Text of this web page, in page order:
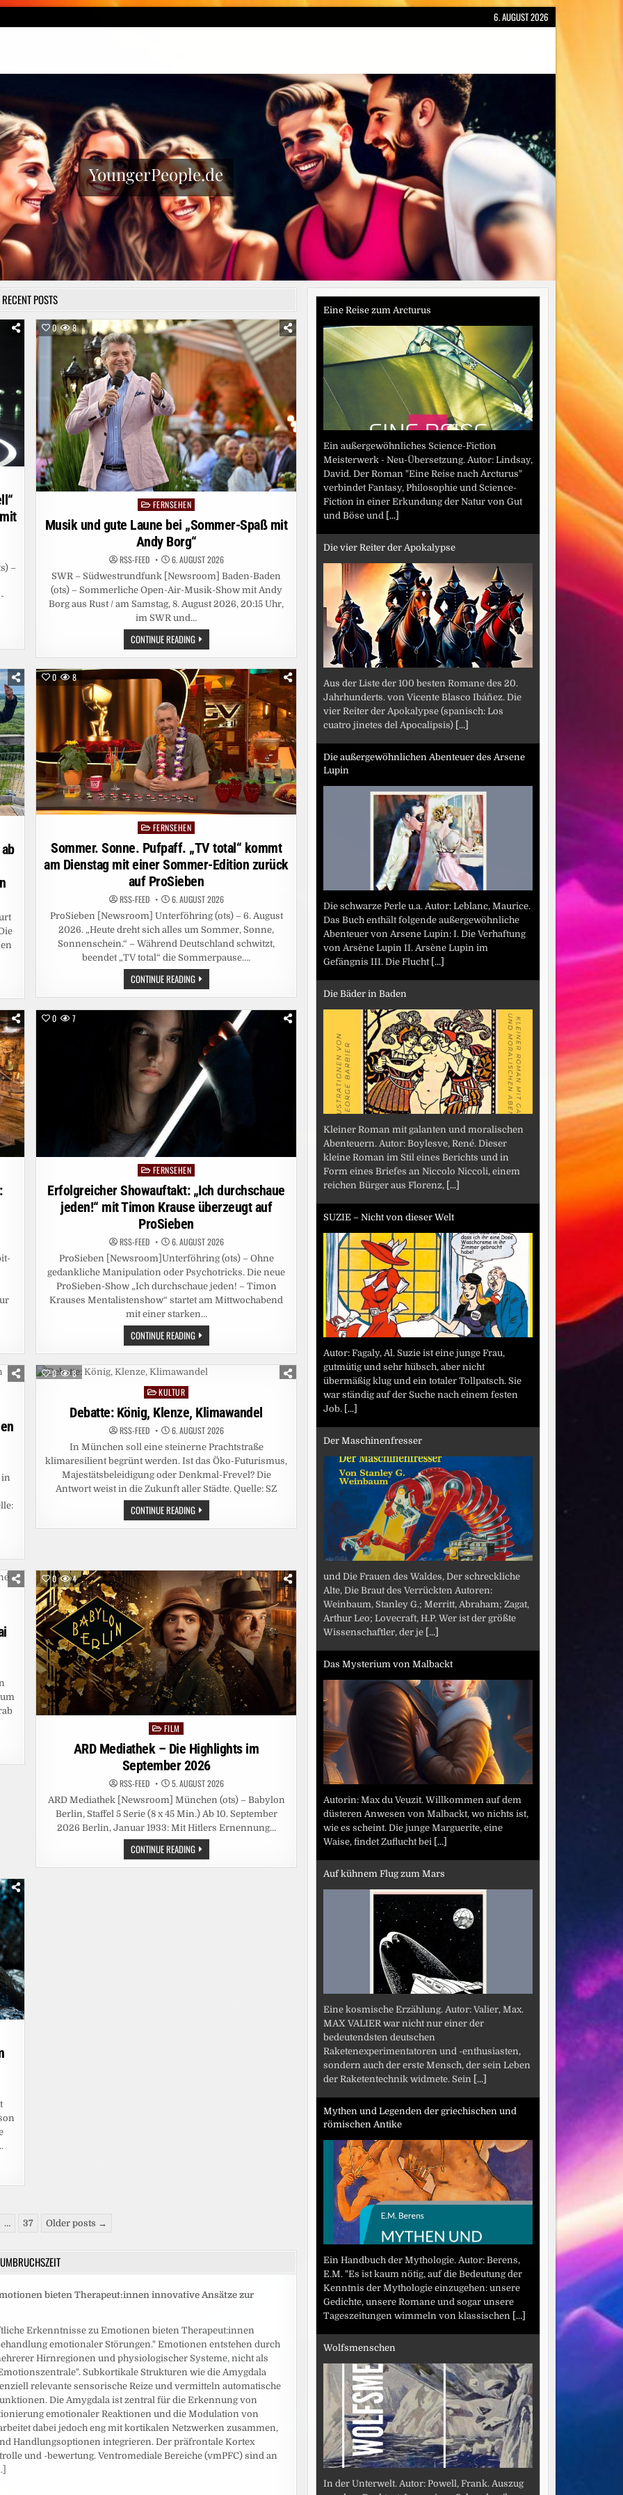
6. AUGUST 2026
YoungerPeople.de
RECENT POSTS
–
0 8
PostedFERNSEHEN
Musik und gute Laune bei „Sommer-Spaß mit
Andy Borg“
RSS-FEED 6. AUGUST 2026
SWR – Südwestrundfunk [Newsroom] Baden-Baden
(ots) – Sommerliche Open-Air-Musik-Show mit Andy
Borg aus Rust / am Samstag, 8. August 2026, 20:15 Uhr,
im SWR und…
CONTINUE READINGMUSIK
UND
GUTE
LAUNE
BEI
„SOMMER-
SPASS M
IT A
NDY B
ORG“
0 8
Posted
in
FERNSEHEN
Sommer. Sonne. Pufpaff. „TV total“ kommt
am Dienstag mit einer Sommer-Edition zurück
auf ProSieben
RSS-FEED 6. AUGUST 2026
ProSieben [Newsroom] Unterföhring (ots) – 6. August
2026. „Heute dreht sich alles um Sommer, Sonne,
Sonnenschein.“ – Während Deutschland schwitzt,
beendet „TV total“ die Sommerpause….
CONTINUE READINGSOMMER.
SONNE.
PUFPAFF.
TOTAL“
DIENSTAG
MIT
EINER
SOMMER-
EDITION
ZURÜCK
AUF
PROSIEBEN
0 7
PostedFERNSEHEN
Erfolgreicher Showauftakt: „Ich durchschaue
jeden!“ mit Timon Krause überzeugt auf
ProSieben
RSS-FEED 6. AUGUST 2026
ProSieben [Newsroom]Unterföhring (ots) – Ohne
gedankliche Manipulation oder Psychotricks. Die neue
ProSieben-Show „Ich durchschaue jeden! – Timon
Krauses Mentalistenshow“ startet am Mittwochabend
mit einer starken…
CONTINUE READINGERFOLGREICHER
SHOWAUFTAKT:
„ICH
JEDEN!“
MIT
ÜBERZEUGT
AUF
PROSIEBEN
in
0 8
PostedKULTUR
Debatte: König, Klenze, Klimawandel
RSS-FEED 6. AUGUST 2026
In München soll eine steinerne Prachtstraße
klimaresilient begrünt werden. Ist das Öko-Futurismus,
Majestätsbeleidigung oder Denkmal-Frevel? Die
Antwort weist in die Zukunft aller Städte. Quelle: SZ
CONTINUE READINGDEBATTE:
KÖNIG,
KLENZE,
0 4
Posted
in
FILM
ARD Mediathek – Die Highlights im
September 2026
RSS-FEED 5. AUGUST 2026
ARD Mediathek [Newsroom] München (ots) – Babylon
Berlin, Staffel 5 Serie (8 x 45 Min.) Ab 10. September
2026 Berlin, Januar 1933: Mit Hitlers Ernennung…
CONTINUE READINGARD
MEDIATHEK
–
… 37 Older posts →
UMBRUCHSZEIT
bieten Therapeut:innen innovative Ansätze zur
Erkenntnisse zu Emotionen bieten Therapeut:innen
emotionaler Störungen." Emotionen entstehen durch
Hirnregionen und physiologischer Systeme, nicht als
Subkortikale Strukturen wie die Amygdala
relevante sensorische Reize und vermitteln automatische
Die Amygdala ist zentral für die Erkennung von
emotionaler Reaktionen und die Modulation von
dabei jedoch eng mit kortikalen Netzwerken zusammen,
Handlungsoptionen integrieren. Der präfrontale Kortex
und -bewertung. Ventromediale Bereiche (vmPFC) sind an
Eine Reise zum Arcturus
Ein außergewöhnliches Science-Fiction
Meisterwerk - Neu-Übersetzung. Autor: Lindsay,
David. Der Roman "Eine Reise nach Arcturus"
verbindet Fantasy, Philosophie und Science-
Fiction in einer Erkundung der Natur von Gut
und Böse und [...]
Die vier Reiter der Apokalypse
Aus der Liste der 100 besten Romane des 20.
Jahrhunderts. von Vicente Blasco Ibáñez. Die
vier Reiter der Apokalypse (spanisch: Los
cuatro jinetes del Apocalipsis) [...]
Die außergewöhnlichen Abenteuer des Arsene
Lupin
Die schwarze Perle u.a. Autor: Leblanc, Maurice.
Das Buch enthält folgende außergewöhnliche
Abenteuer von Arsene Lupin: I. Die Verhaftung
von Arsène Lupin II. Arsène Lupin im
Gefängnis III. Die Flucht [...]
Die Bäder in Baden
Kleiner Roman mit galanten und moralischen
Abenteuern. Autor: Boylesve, René. Dieser
kleine Roman im Stil eines Berichts und in
Form eines Briefes an Niccolo Niccoli, einem
reichen Bürger aus Florenz, [...]
SUZIE – Nicht von dieser Welt
Autor: Fagaly, Al. Suzie ist eine junge Frau,
gutmütig und sehr hübsch, aber nicht
übermäßig klug und ein totaler Tollpatsch. Sie
war ständig auf der Suche nach einem festen
Job. [...]
Der Maschinenfresser
und Die Frauen des Waldes, Der schreckliche
Alte, Die Braut des Verrückten Autoren:
Weinbaum, Stanley G.; Merritt, Abraham; Zagat,
Arthur Leo; Lovecraft, H.P. Wer ist der größte
Wissenschaftler, der je [...]
Das Mysterium von Malbackt
Autorin: Max du Veuzit. Willkommen auf dem
düsteren Anwesen von Malbackt, wo nichts ist,
wie es scheint. Die junge Marguerite, eine
Waise, findet Zuflucht bei [...]
Auf kühnem Flug zum Mars
Eine kosmische Erzählung. Autor: Valier, Max.
MAX VALIER war nicht nur einer der
bedeutendsten deutschen
Raketenexperimentatoren und -enthusiasten,
sondern auch der erste Mensch, der sein Leben
der Raketentechnik widmete. Sein [...]
Mythen und Legenden der griechischen und
römischen Antike
Ein Handbuch der Mythologie. Autor: Berens,
E.M. "Es ist kaum nötig, auf die Bedeutung der
Kenntnis der Mythologie einzugehen: unsere
Gedichte, unsere Romane und sogar unsere
Tageszeitungen wimmeln von klassischen [...]
Wolfsmenschen
In der Unterwelt. Autor: Powell, Frank. Auszug